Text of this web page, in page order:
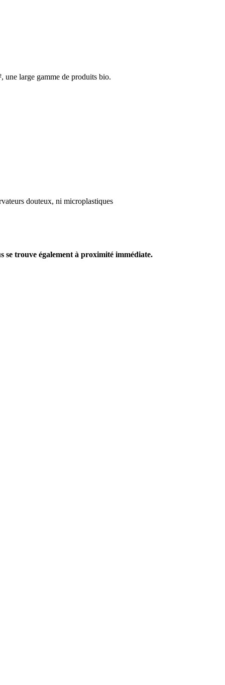
une large gamme de produits bio.
douteux, ni microplastiques
se trouve également à proximité immédiate.